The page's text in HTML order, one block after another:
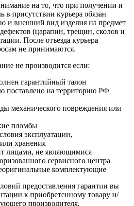
на то, что при получении и
в присутствии курьера обязан
и внешний вид изделия на предмет
(царапин, трещин, сколов и
После отъезда курьера
не принимаются.
не производится если:
гарантийный талон
поставлено на территорию РФ
механического повреждения или
пломбы
эксплуатации,
хранения
лицами, не являющимися
сервисного центра
комплектующие
предоставления гарантии вы
к приобретенному товару и/
производителя.